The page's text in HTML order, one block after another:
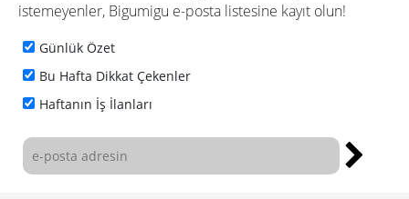
istemeyenler, Bigumigu e-posta listesine kayıt olun!
Günlük Özet
Bu Hafta Dikkat Çekenler
Haftanın İş İlanları